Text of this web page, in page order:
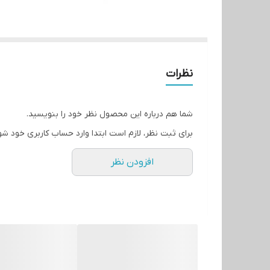
نظرات
شما هم درباره این محصول نظر خود را بنویسید.
برای ثبت نظر، لازم است ابتدا وارد حساب کاربری خود
افزودن نظر